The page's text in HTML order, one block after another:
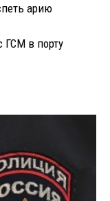
арию
ГСМ в порту